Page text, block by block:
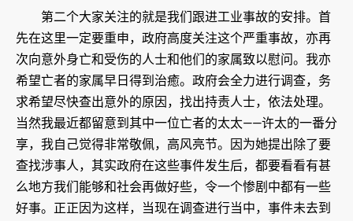
第二个大家关注的就是我们跟进工业事故的安排。首
先在这里一定要重申，政府高度关注这个严重事故，亦再
次向意外身亡和受伤的人士和他们的家属致以慰问。我亦
希望亡者的家属早日得到治癒。政府会全力进行调查，务
求希望尽快查出意外的原因，找出持责人士，依法处理。
当然我最近都留意到其中一位亡者的太太——许太的一番分
享，我自己觉得非常敬佩，高风亮节。因为她提出除了要
查找涉事人，其实政府在这些事件发生后，都要看看有甚
么地方我们能够和社会再做好些，令一个惨剧中都有一些
好事。正正因为这样，当现在调查进行当中，事件未去到